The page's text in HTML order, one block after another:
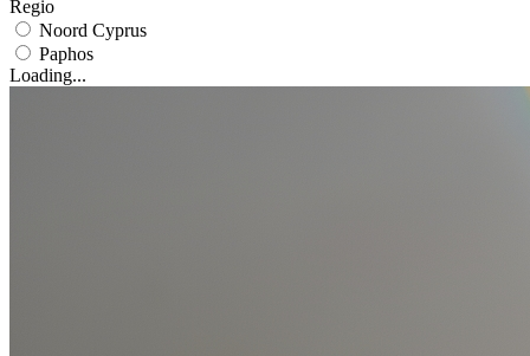
Regio
Noord Cyprus
Paphos
Loading...